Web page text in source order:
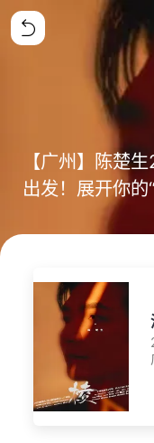
【广州】陈楚
出发！展开你的